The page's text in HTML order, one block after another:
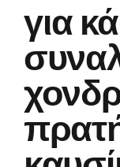
για